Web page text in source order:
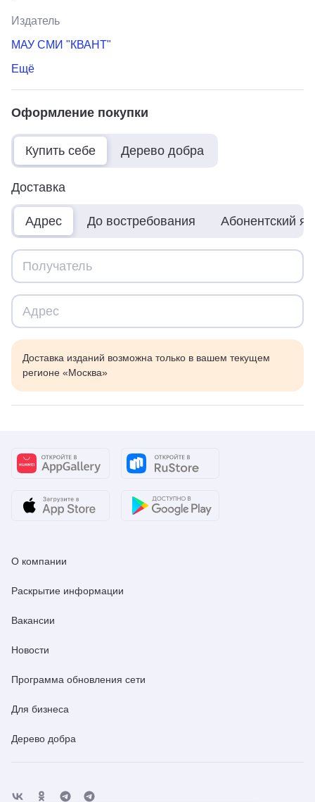
Издатель
МАУ СМИ "КВАНТ"
Ещё
Оформление покупки
Купить себе Дерево добра
Доставка
Адрес До востребования Абонентский
Доставка изданий возможна только в вашем текущем
регионе «Москва»
О компании
Раскрытие информации
Вакансии
Новости
Программа обновления сети
Для бизнеса
Дерево добра